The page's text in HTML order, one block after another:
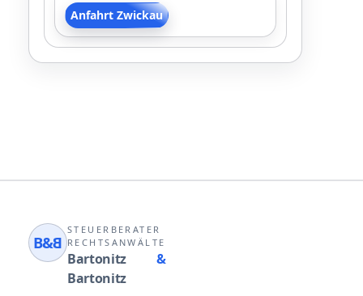
Anfahrt Zwickau
B&B
STEUERBERATER
RECHTSANWÄLTE
Bartonitz &
Bartonitz